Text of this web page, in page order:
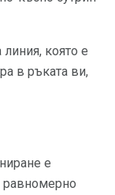
която е
в ръката ви,
е
равномерно